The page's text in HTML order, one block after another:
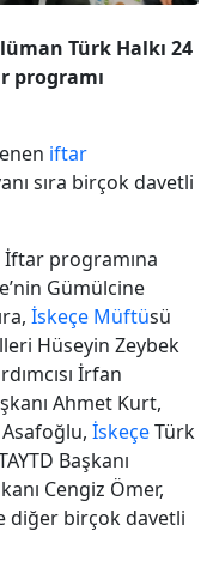
Türk Halkı 24
programı
iftar
sıra birçok davetli
programına
Gümülcine
İskeçe Müftüsü
Hüseyin Zeybek
İrfan
Ahmet Kurt,
İskeçeTürk
Başkanı
Cengiz Ömer,
diğer birçok davetli